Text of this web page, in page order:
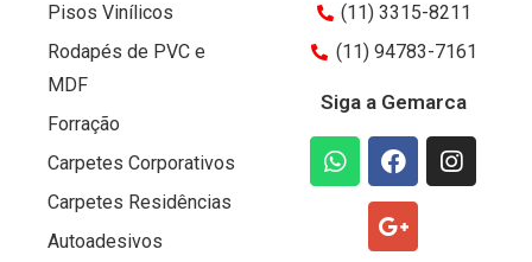
Pisos Vinílicos
Rodapés de PVC e
MDF
Forração
Carpetes Corporativos
Carpetes Residências
Autoadesivos
(11) 3315-8211
(11) 94783-7161
Siga a Gemarca